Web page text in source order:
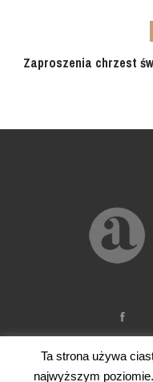
Zaproszenia chrzest
Ta strona używa
najwyższym